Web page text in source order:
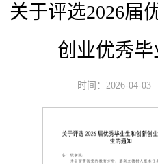
关于评选2026届
创业优秀
时间：2026-04-03